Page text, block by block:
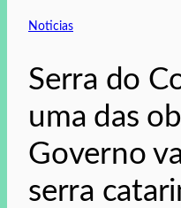
Noticias
Serra do
uma das
Governo
serra